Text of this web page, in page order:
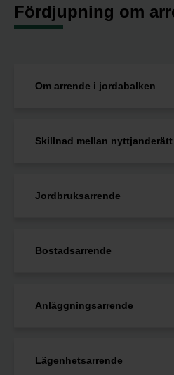
Fördjupning om
Om arrende i jordabalken
Skillnad mellan
Jordbruksarrende
Bostadsarrende
Anläggningsarrende
Lägenhetsarrende